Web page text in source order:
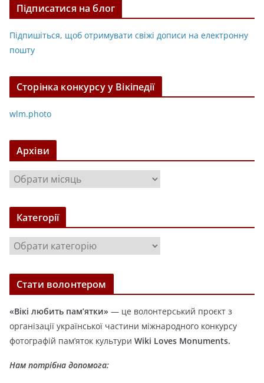
Підписатися на блог
Підпишіться, щоб отримувати свіжі дописи на електронну
пошту
Сторінка конкурсу у Вікіпедії
wlm.photo
Архіви
х
в
Категорії
т
р
і
ї
Стати волонтером
«Вікі любить пам’ятки» — це волонтерський проєкт з
організації української частини міжнародного конкурсу
фотографій пам’яток культури Wiki Loves Monuments.
Нам потрібна допомога: